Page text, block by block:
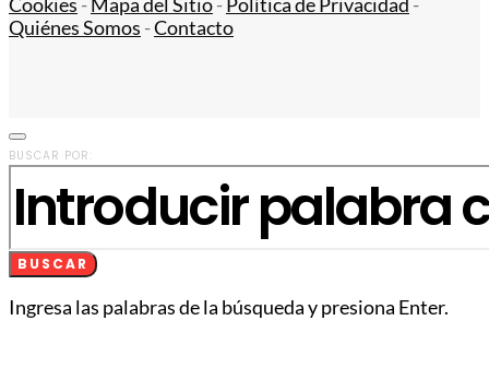
Cookies - Mapa del Sitio- Política de Privacidad -
Quiénes Somos -Contacto
BUSCAR POR:
BUSCAR
Ingresa las palabras de la búsqueda y presiona Enter.